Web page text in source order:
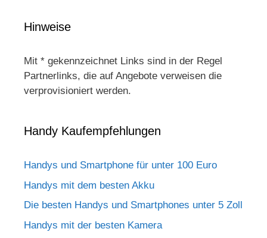
Hinweise
Mit * gekennzeichnet Links sind in der Regel
Partnerlinks, die auf Angebote verweisen die
verprovisioniert werden.
Handy Kaufempfehlungen
Handys und Smartphone für unter 100 Euro
Handys mit dem besten Akku
Die besten Handys und Smartphones unter 5 Zoll
Handys mit der besten Kamera